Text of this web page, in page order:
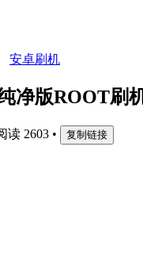
安卓刷机
净版ROOT刷
读 2603 • 复制链接